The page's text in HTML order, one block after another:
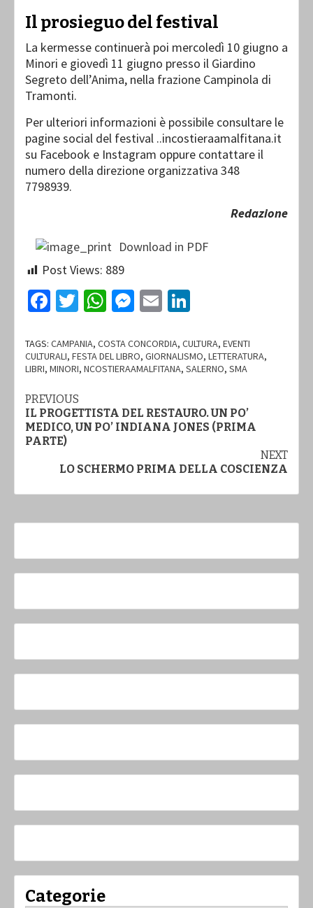
Il prosieguo del festival
La kermesse continuerà poi mercoledì 10 giugno a
Minori e giovedì 11 giugno presso il Giardino
Segreto dell’Anima, nella frazione Campinola di
Tramonti.
Per ulteriori informazioni è possibile consultare le
pagine social del festival ..incostieraamalfitana.it
su Facebook e Instagram oppure contattare il
numero della direzione organizzativa 348
7798939.
Redazione
Download in PDF
Post Views: 889
Facebook
Twitter
WhatsApp
Messenger
Email
TAGS: CAMPANIA, COSTA CONCORDIA, CULTURA, EVENTI
CULTURALI, FESTA DEL LIBRO, GIORNALISMO, LETTERATURA,
LIBRI, MINORI, NCOSTIERAAMALFITANA, SALERNO, SMA
Continue
Reading
PREVIOUS
IL PROGETTISTA DEL RESTAURO. UN PO’
MEDICO, UN PO’ INDIANA JONES (PRIMA
PARTE)
NEXT
LO SCHERMO PRIMA DELLA COSCIENZA
Categorie